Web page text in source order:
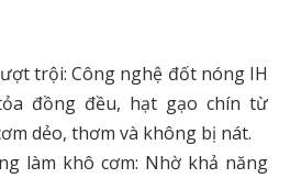
trội: Công nghệ đốt nóng IH
đồng đều, hạt gạo chín từ
dẻo, thơm và không bị nát.
làm khô cơm: Nhờ khả năng